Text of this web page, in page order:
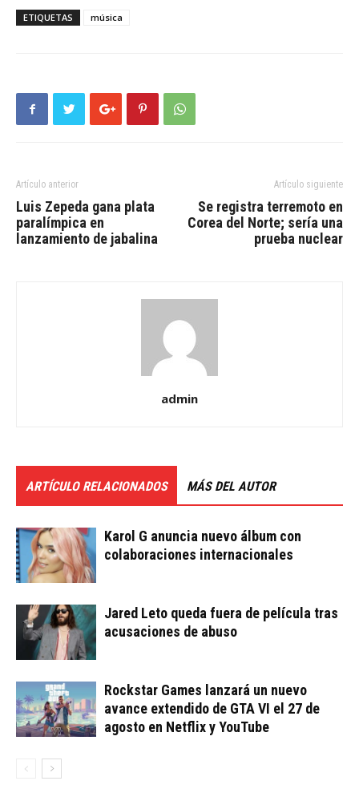
ETIQUETAS música
Artículo anterior
Luis Zepeda gana plata
paralímpica en
lanzamiento de jabalina
Artículo siguiente
Se registra terremoto en
Corea del Norte; sería una
prueba nuclear
admin
ARTÍCULO RELACIONADOS MÁS DEL AUTOR
Karol G anuncia nuevo álbum con
colaboraciones internacionales
Jared Leto queda fuera de película tras
acusaciones de abuso
Rockstar Games lanzará un nuevo
avance extendido de GTA VI el 27 de
agosto en Netflix y YouTube